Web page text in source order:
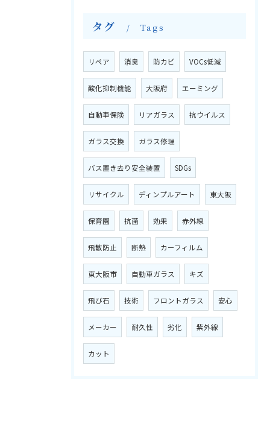
タグ Tags
リペア 消臭 防カビ VOCs低減
酸化抑制機能 大阪府 エーミング
自動車保険 リアガラス 抗ウイルス
ガラス交換 ガラス修理
バス置き去り安全装置 SDGs
リサイクル ディンプルアート 東大阪
保育園 抗菌 効果 赤外線
飛散防止 断熱 カーフィルム
東大阪市 自動車ガラス キズ
飛び石 技術 フロントガラス 安心
メーカー 耐久性 劣化 紫外線
カット